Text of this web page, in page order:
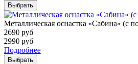
Выбрать
Металлическая оснастка «Сабина» (с
2690 руб
2990 руб
Подробнее
Выбрать